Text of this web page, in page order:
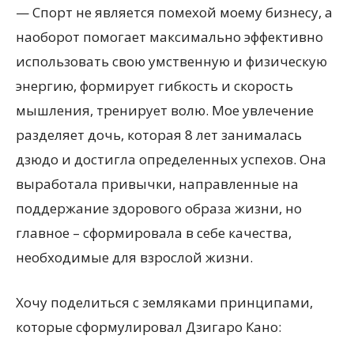
— Спорт не является помехой моему бизнесу, а
наоборот помогает максимально эффективно
использовать свою умственную и физическую
энергию, формирует гибкость и скорость
мышления, тренирует волю. Мое увлечение
разделяет дочь, которая 8 лет занималась
дзюдо и достигла определенных успехов. Она
выработала привычки, направленные на
поддержание здорового образа жизни, но
главное – сформировала в себе качества,
необходимые для взрослой жизни.
Хочу поделиться с земляками принципами,
которые сформулировал Дзигаро Кано: